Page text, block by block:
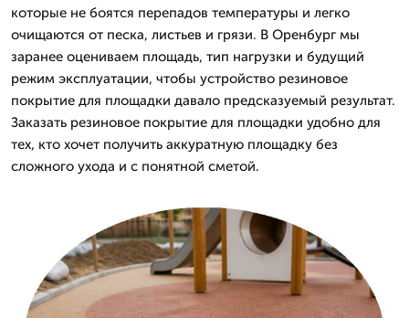
которые не боятся перепадов температуры и легко
очищаются от песка, листьев и грязи. В Оренбург мы
заранее оцениваем площадь, тип нагрузки и будущий
режим эксплуатации, чтобы устройство резиновое
покрытие для площадки давало предсказуемый результат.
Заказать резиновое покрытие для площадки удобно для
тех, кто хочет получить аккуратную площадку без
сложного ухода и с понятной сметой.